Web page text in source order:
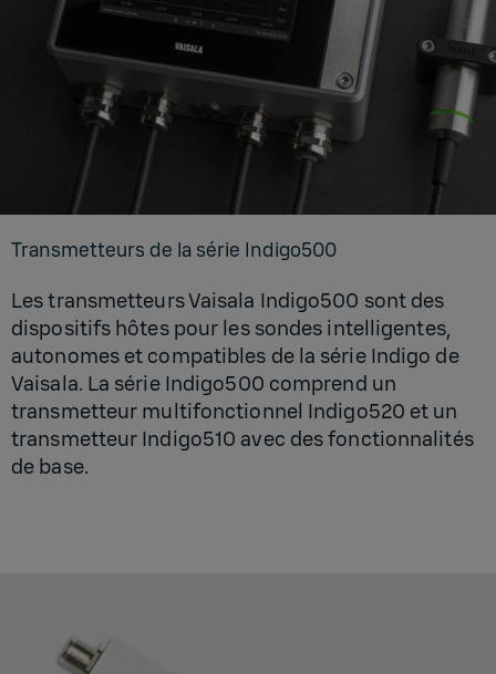
Trans­met­teurs de la série Indi­go500
Les transmetteurs Vaisala Indigo500 sont des
dispositifs hôtes pour les sondes intelligentes,
autonomes et compatibles de la série Indigo de
Vaisala. La série Indigo500 comprend un
transmetteur multifonctionnel Indigo520 et un
transmetteur Indigo510 avec des fonctionnalités
de base.